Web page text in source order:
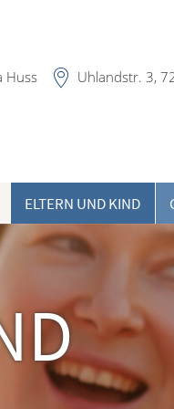
A-Z
und Harnwege
und Unfallmedizin
ELTERN UND KIND
Huss Uhlandstr. 3,